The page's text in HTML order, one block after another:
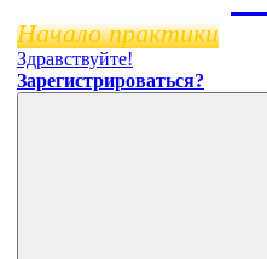
Начало практики
Здравствуйте!
Зарегистрироваться?